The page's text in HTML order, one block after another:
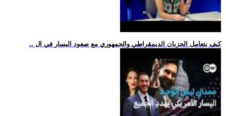
.. كيف يتعامل الحزبان الديمقراطي والجمهوري مع صعود اليسار في ال